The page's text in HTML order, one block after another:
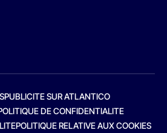
PUBLICITE SUR ATLANTICO
DE CONFIDENTIALITE
POLITIQUE RELATIVE AUX COOKIES